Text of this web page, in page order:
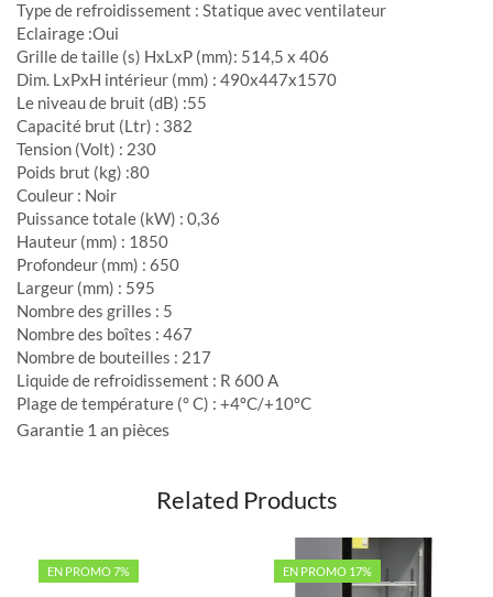
Type de refroidissement : Statique avec ventilateur
Eclairage :Oui
Grille de taille (s) HxLxP (mm): 514,5 x 406
Dim. LxPxH intérieur (mm) : 490x447x1570
Le niveau de bruit (dB) :55
Capacité brut (Ltr) : 382
Tension (Volt) : 230
Poids brut (kg) :80
Couleur : Noir
Puissance totale (kW) : 0,36
Hauteur (mm) : 1850
Profondeur (mm) : 650
Largeur (mm) : 595
Nombre des grilles : 5
Nombre des boîtes : 467
Nombre de bouteilles : 217
Liquide de refroidissement : R 600 A
Plage de température (° C) : +4ºC/+10ºC
Garantie 1 an pièces
Related Products
EN PROMO 7% EN PROMO 17%